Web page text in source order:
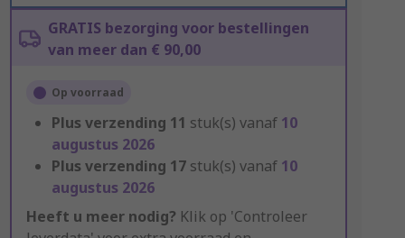
GRATIS bezorging voor bestellingen
van meer dan € 90,00
Op voorraad
Plus verzending 11 stuk(s) vanaf 10
augustus 2026
Plus verzending 17 stuk(s) vanaf 10
augustus 2026
Heeft u meer nodig? Klik op 'Controleer